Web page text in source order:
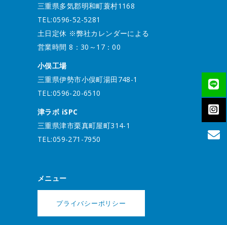
三重県多気郡明和町蓑村1168
TEL:0596-52-5281
土日定休 ※弊社カレンダーによる
営業時間 8：30～17：00
小俣工場
三重県伊勢市小俣町湯田748-1
TEL:0596-20-6510
津ラボ iSPC
三重県津市栗真町屋町314-1
TEL:059-271-7950
メニュー
プライバシーポリシー